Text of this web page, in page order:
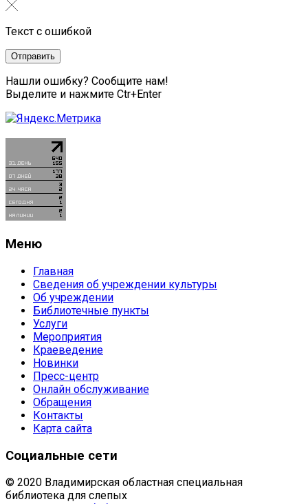
Текст с ошибкой
Нашли ошибку? Сообщите нам!
Выделите и нажмите Ctr+Enter
Меню
Главная
Сведения об учреждении культуры
Об учреждении
Библиотечные пункты
Услуги
Мероприятия
Краеведение
Новинки
Пресс-центр
Онлайн обслуживание
Обращения
Контакты
Карта сайта
Социальные сети
© 2020 Владимирская областная специальная
библиотека для слепых